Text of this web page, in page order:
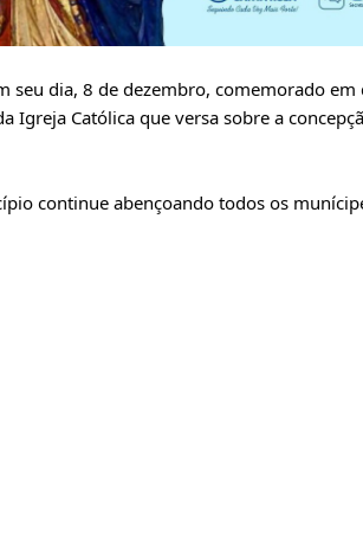
seu dia, 8 de dezembro, comemorado
Igreja Católica que versa sobre a
continue abençoando todos os